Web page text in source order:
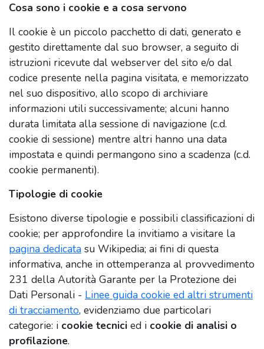
Cosa sono i cookie e a cosa servono
Il cookie è un piccolo pacchetto di dati, generato e
gestito direttamente dal suo browser, a seguito di
istruzioni ricevute dal webserver del sito e/o dal
codice presente nella pagina visitata, e memorizzato
nel suo dispositivo, allo scopo di archiviare
informazioni utili successivamente; alcuni hanno
durata limitata alla sessione di navigazione (c.d.
cookie di sessione) mentre altri hanno una data
impostata e quindi permangono sino a scadenza (c.d.
cookie permanenti).
Tipologie di cookie
Esistono diverse tipologie e possibili classificazioni di
cookie; per approfondire la invitiamo a visitare la
pagina dedicata su Wikipedia; ai fini di questa
informativa, anche in ottemperanza al provvedimento
231 della Autorità Garante per la Protezione dei
Dati Personali - Linee guida cookie ed altri strumenti
di tracciamento, evidenziamo due particolari
categorie: i cookie tecnici ed i cookie di analisi o
profilazione.